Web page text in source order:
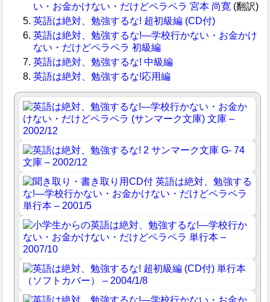
い・お金かけない・だけどペラペラ 宮本 尚寛 (翻訳)
英語は絶対、勉強するな! 超初級編 (CD付)
英語は絶対、勉強するな!―学校行かない・お金かけ
ない・だけどペラペラ 初級編
英語は絶対、勉強するな! 中級編
英語は絶対、勉強するな!応用編